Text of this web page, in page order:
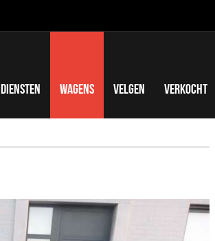
Diensten Wagens Velgen Verkocht